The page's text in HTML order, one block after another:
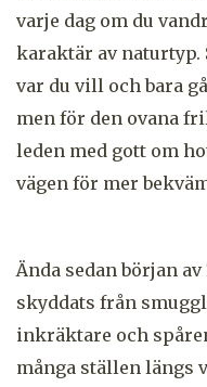
varje dag om du
karaktär av naturtyp.
var du vill och bara
men för den ovana
leden med gott om
vägen för mer
Ända sedan början
skyddats från
inkräktare och
många ställen längs